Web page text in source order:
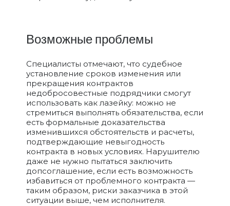
Возможные проблемы
Специалисты отмечают, что судебное
установление сроков изменения или
прекращения контрактов
недобросовестные подрядчики смогут
использовать как лазейку: можно не
стремиться выполнять обязательства, если
есть формальные доказательства
изменившихся обстоятельств и расчеты,
подтверждающие невыгодность
контракта в новых условиях. Нарушителю
даже не нужно пытаться заключить
допсоглашение, если есть возможность
избавиться от проблемного контракта —
таким образом, риски заказчика в этой
ситуации выше, чем исполнителя.